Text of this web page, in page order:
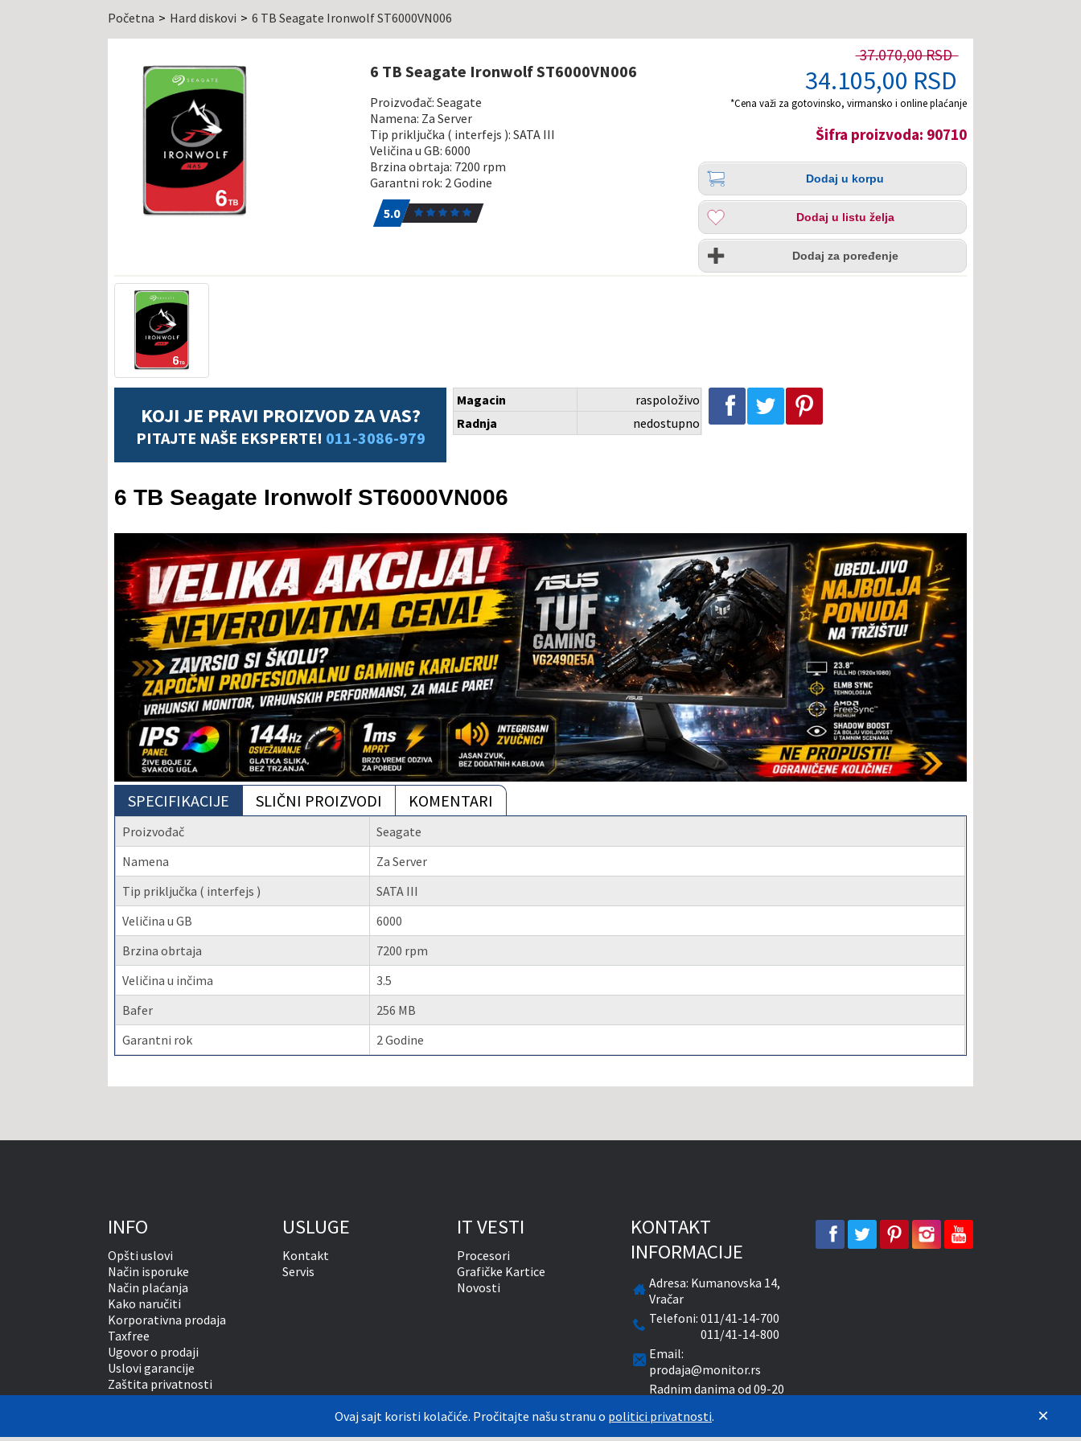
Početna Hard diskovi 6 TB Seagate Ironwolf ST6000VN006
6 TB Seagate Ironwolf ST6000VN006
Proizvođač: Seagate
Namena: Za Server
Tip priključka ( interfejs ): SATA III
Veličina u GB: 6000
Brzina obrtaja: 7200 rpm
Garantni rok: 2 Godine
5.01
5.0
37.070,00 RSD
34.105,00 RSD
*Cena važi za gotovinsko, virmansko i online plaćanje
Šifra proizvoda: 90710
Količina
Dodaj
korpu
Dodaj u korpu
Dodaj
listu
želja
Dodaj u listu želja
Uporedi
Dodaj za poređenje
KOJI JE PRAVI PROIZVOD ZA VAS?
PITAJTE NAŠE EKSPERTE! 011-3086-979
Magacin
raspoloživo
Radnja
nedostupno
Podeli na Facebook-u Podeli na Twitter-u Podeli na Pinterest-u
6 TB Seagate Ironwolf ST6000VN006
SPECIFIKACIJE SLIČNI PROIZVODI KOMENTARI
Proizvođač
Seagate
Namena
Za Server
Tip priključka ( interfejs )
SATA III
Veličina u GB
6000
Brzina obrtaja
7200 rpm
Veličina u inčima
3.5
Bafer
256 MB
Garantni rok
2 Godine
INFO
Opšti uslovi
Način isporuke
Način plaćanja
Kako naručiti
Korporativna prodaja
Taxfree
Ugovor o prodaji
Uslovi garancije
Zaštita privatnosti
Vansudsko rešavanje sporova
USLUGE
Kontakt
Servis
IT VESTI
Procesori
Grafičke Kartice
Novosti
KONTAKT
INFORMACIJE
Adresa: Kumanovska 14,
Vračar
Telefoni:011/41-14-700
011/41-14-800
Email:
prodaja@monitor.rs
Radnim danima od 09-20
Subotom od 10-15 časova
facebooktwitter pinterestinstagramyoutube
Ovaj sajt koristi kolačiće. Pročitajte našu stranu o politici privatnosti. ×